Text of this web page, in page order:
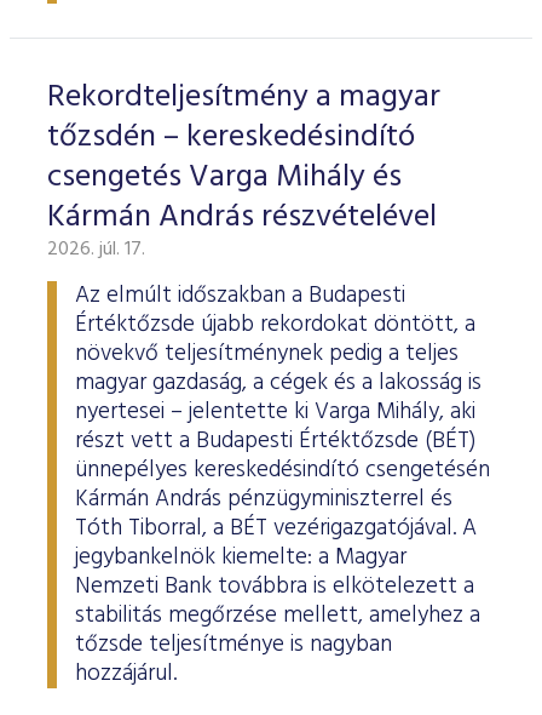
Rekordteljesítmény a magyar
tőzsdén – kereskedésindító
csengetés Varga Mihály és
Kármán András részvételével
2026. júl. 17.
Az elmúlt időszakban a Budapesti
Értéktőzsde újabb rekordokat döntött, a
növekvő teljesítménynek pedig a teljes
magyar gazdaság, a cégek és a lakosság is
nyertesei – jelentette ki Varga Mihály, aki
részt vett a Budapesti Értéktőzsde (BÉT)
ünnepélyes kereskedésindító csengetésén
Kármán András pénzügyminiszterrel és
Tóth Tiborral, a BÉT vezérigazgatójával. A
jegybankelnök kiemelte: a Magyar
Nemzeti Bank továbbra is elkötelezett a
stabilitás megőrzése mellett, amelyhez a
tőzsde teljesítménye is nagyban
hozzájárul.